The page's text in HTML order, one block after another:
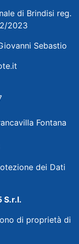
di Brindisi reg.
2023
Sebastio
Fontana
dei Dati
S.r.l.
di proprietà di